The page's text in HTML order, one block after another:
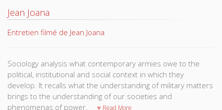
Jean Joana
Entretien filmé de Jean Joana
Sociology analysis what contemporary armies owe to the
political, institutional and social context in which they
develop. It recalls what the understanding of military matters
brings to the understanding of our societies and
phenomenas of power.
Read More